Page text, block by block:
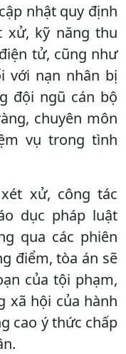
nhật quy định
xử, kỹ năng thu
tử, cũng như
với nạn nhân bị
đội ngũ cán bộ
chuyên môn
vụ trong tình
xử, công tác
dục pháp luật
qua các phiên
điểm, tòa án sẽ
của tội phạm,
xã hội của hành
cao ý thức chấp